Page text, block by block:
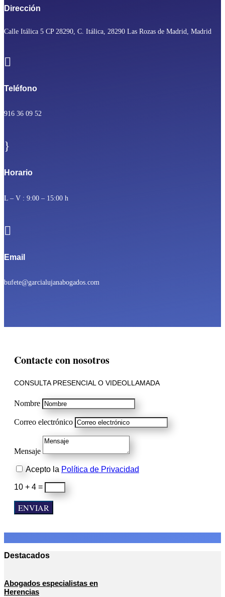
Dirección
Calle Itálica 5 CP 28290, C. Itálica, 28290 Las Rozas de Madrid, Madrid

Teléfono
916 36 09 52
}
Horario
L – V : 9:00 – 15:00 h

Email
bufete@garcialujanabogados.com
Contacte con nosotros
CONSULTA PRESENCIAL O VIDEOLLAMADA
Nombre
Correo electrónico
Mensaje
Acepto la Política de Privacidad
10 + 4 =
ENVIAR
Destacados
Abogados especialistas en
Herencias